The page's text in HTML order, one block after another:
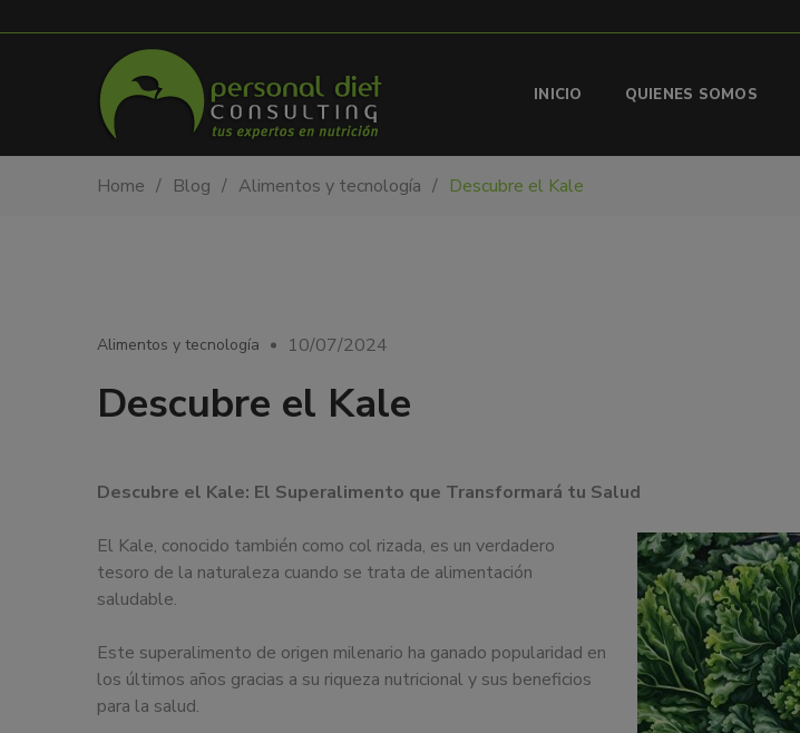
PDiet.com
y
nutrición
de
las
también
dedicamos
a
la
y
formación
sobre
INICIO QUIENES SOMOS
Home Blog Alimentos y tecnología Descubre el Kale
Alimentos y tecnología 10/07/2024
Descubre el Kale
Descubre el Kale: El Superalimento que Transformará tu Salud
El Kale, conocido también como col rizada, es un verdadero
tesoro de la naturaleza cuando se trata de alimentación
saludable.
Este superalimento de origen milenario ha ganado popularidad en
los últimos años gracias a su riqueza nutricional y sus beneficios
para la salud.